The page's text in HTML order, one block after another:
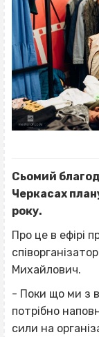
Сьомий
Черкасах
року.
Про це в ефірі
Михайлович.
- Поки що ми з
потрібно
сили на